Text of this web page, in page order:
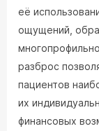
её
ощущений,
разброс
пациентов
их
финансовых